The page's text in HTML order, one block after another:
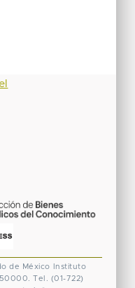
de México
Instituto
Tel. (01-722)